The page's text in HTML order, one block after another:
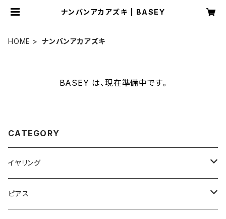
ナンバンアカアズキ | BASEY
HOME ナンバンアカアズキ
BASEY は、現在準備中です。
CATEGORY
イヤリング
ルワンダ
ピアス